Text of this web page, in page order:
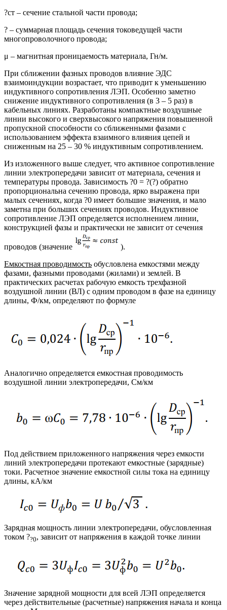
?ст – сечение стальной части провода;
? – суммарная площадь сечения токоведущей части
многопроволочного провода;
μ – магнитная проницаемость материала, Гн/м.
При сближении фазных проводов влияние ЭДС
взаимоиндукции возрастает, что приводит к уменьшению
индуктивного сопротивления ЛЭП. Особенно заметно
снижение индуктивного сопротивления (в 3 – 5 раз) в
кабельных линиях. Разработаны компактные воздушные
линии высокого и сверхвысокого напряжения повышенной
пропускной способности со сближенными фазами с
использованием эффекта взаимного влияния цепей и
сниженным на 25 – 30 % индуктивным сопротивлением.
Из изложенного выше следует, что активное сопротивление
линии электропередачи зависит от материала, сечения и
температуры провода. Зависимость ?0 = ?(?) обратно
пропорциональна сечению провода, ярко выражена при
малых сечениях, когда ?0 имеет большие значения, и мало
заметна при больших сечениях проводов. Индуктивное
сопротивление ЛЭП определяется исполнением линии,
конструкцией фазы и практически не зависит от сечения
проводов (значение
).
Емкостная проводимость обусловлена емкостями между
фазами, фазными проводами (жилами) и землей. В
практических расчетах рабочую емкость трехфазной
воздушной линии (ВЛ) с одним проводом в фазе на единицу
длины, Ф/км, определяют по формуле
Аналогично определяется емкостная проводимость
воздушной линии электропередачи, См/км
Под действием приложенного напряжения через емкости
линий электропередачи протекают емкостные (зарядные)
токи. Расчетное значение емкостной силы тока на единицу
длины, кА/км
Зарядная мощность линии электропередачи, обусловленная
током ??0, зависит от напряжения в каждой точке линии
Значение зарядной мощности для всей ЛЭП определяется
через действительные (расчетные) напряжения начала и конца